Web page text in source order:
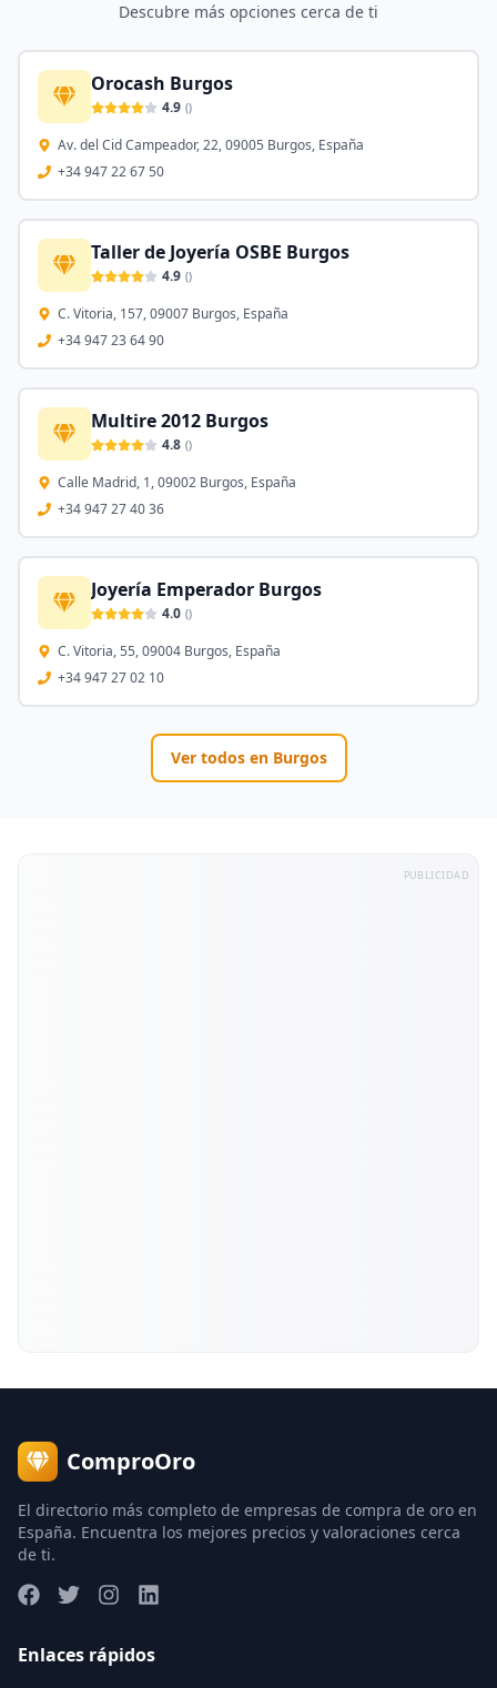
Descubre más opciones cerca de ti
Orocash Burgos
4.9 ()
Av. del Cid Campeador, 22, 09005 Burgos, España
+34 947 22 67 50
Taller de Joyería OSBE Burgos
4.9 ()
C. Vitoria, 157, 09007 Burgos, España
+34 947 23 64 90
Multire 2012 Burgos
4.8 ()
Calle Madrid, 1, 09002 Burgos, España
+34 947 27 40 36
Joyería Emperador Burgos
4.0 ()
C. Vitoria, 55, 09004 Burgos, España
+34 947 27 02 10
Ver todos en Burgos
PUBLICIDAD
ComproOro
El directorio más completo de empresas de compra de oro en
España. Encuentra los mejores precios y valoraciones cerca
de ti.
Enlaces rápidos